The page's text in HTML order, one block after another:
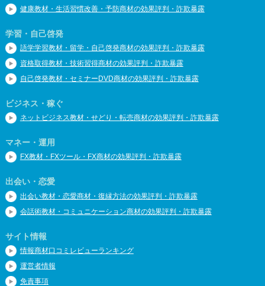
健康教材・生活習慣改善・予防商材の効果評判・詐欺暴露
学習・自己啓発
語学学習教材・留学・自己啓発商材の効果評判・詐欺暴露
資格取得教材・技術習得商材の効果評判・詐欺暴露
自己啓発教材・セミナーDVD商材の効果評判・詐欺暴露
ビジネス・稼ぐ
ネットビジネス教材・せどり・転売商材の効果評判・詐欺暴露
マネー・運用
FX教材・FXツール・FX商材の効果評判・詐欺暴露
出会い・恋愛
出会い教材・恋愛商材・復縁方法の効果評判・詐欺暴露
会話術教材・コミュニケーション商材の効果評判・詐欺暴露
サイト情報
情報商材口コミレビューランキング
運営者情報
免責事項